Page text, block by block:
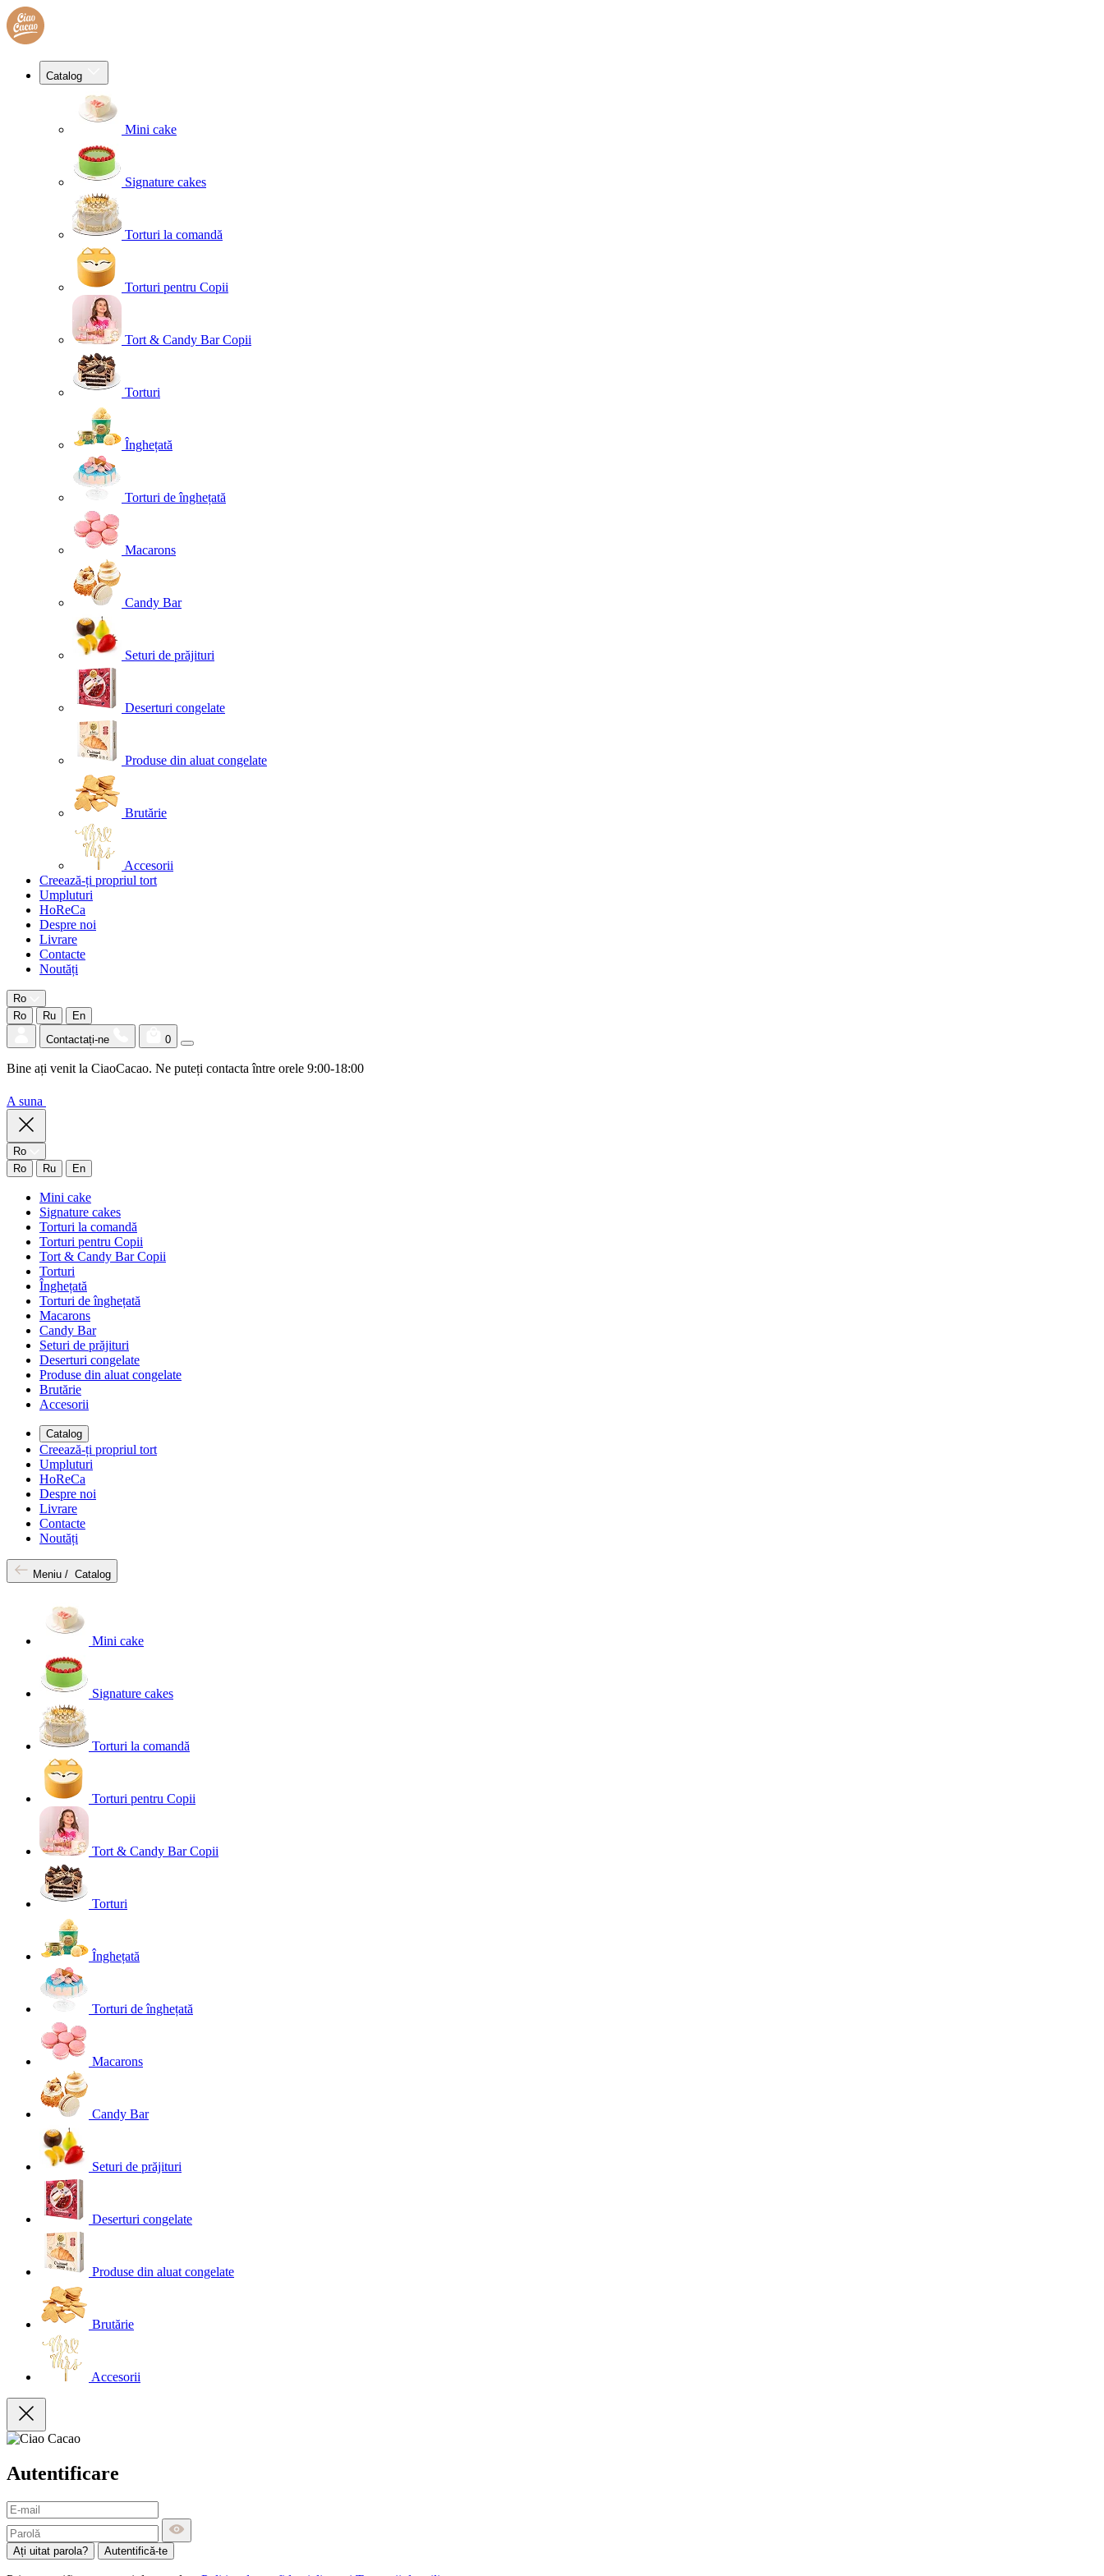
Catalog
Mini cake
Signature cakes
Torturi la comandă
Torturi pentru Copii
Tort & Candy Bar Copii
Torturi
Înghețată
Torturi de înghețată
Macarons
Candy Bar
Seturi de prăjituri
Deserturi congelate
Produse din aluat congelate
Brutărie
Accesorii
Creează-ți propriul tort
Umpluturi
HoReCa
Despre noi
Livrare
Contacte
Noutăți
Ro
Ro
Ru
En
Contactați-ne
0
Bine ați venit la CiaoCacao. Ne puteți contacta între orele 9:00-18:00
A suna
Ro
Ro
Ru En
Mini cake
Signature cakes
Torturi la comandă
Torturi pentru Copii
Tort & Candy Bar Copii
Torturi
Înghețată
Torturi de înghețată
Macarons
Candy Bar
Seturi de prăjituri
Deserturi congelate
Produse din aluat congelate
Brutărie
Accesorii
Catalog
Creează-ți propriul tort
Umpluturi
HoReCa
Despre noi
Livrare
Contacte
Noutăți
Meniu / Catalog
Mini cake
Signature cakes
Torturi la comandă
Torturi pentru Copii
Tort & Candy Bar Copii
Torturi
Înghețată
Torturi de înghețată
Macarons
Candy Bar
Seturi de prăjituri
Deserturi congelate
Produse din aluat congelate
Brutărie
Accesorii
Autentificare
Ați uitat parola? Autentifică-te